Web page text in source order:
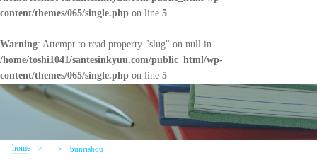
content/themes/065/single.php on line 5
Warning: Attempt to read property "slug" on null in
/home/toshi1041/santesinkyuu.com/public_html/wp-
content/themes/065/single.php on line 5
home bunrishou